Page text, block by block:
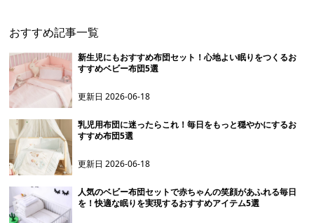
おすすめ記事一覧
新生児にもおすすめ布団セット！心地よい眠りをつくるお
すすめベビー布団5選
更新日2026-06-18
乳児用布団に迷ったらこれ！毎日をもっと穏やかにするお
すすめ布団5選
更新日2026-06-18
人気のベビー布団セットで赤ちゃんの笑顔があふれる毎日
を！快適な眠りを実現するおすすめアイテム5選